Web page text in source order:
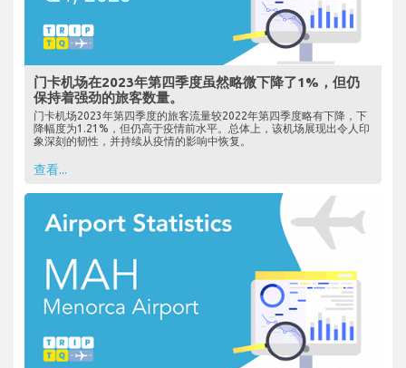
门卡机场在2023年第四季度虽然略微下降了1%，但仍
保持着强劲的旅客数量。
门卡机场2023年第四季度的旅客流量较2022年第四季度略有下降，下
降幅度为1.21%，但仍高于疫情前水平。总体上，该机场展现出令人印
象深刻的韧性，并持续从疫情的影响中恢复。
查看...